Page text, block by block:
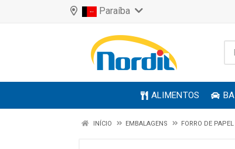
Paraíba
ALIMENTOS
INÍCIO EMBALAGENS FORRO DE PAPEL